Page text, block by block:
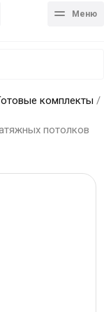
Меню
комплекты /
потолков